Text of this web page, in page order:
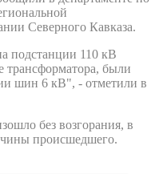
Северного Кавказа.
подстанции 110 кВ
были
шин 6 кВ", - отметили в
без возгорания, в
происшедшего.